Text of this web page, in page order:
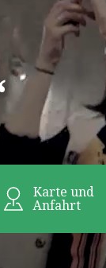
Karte und
Anfahrt